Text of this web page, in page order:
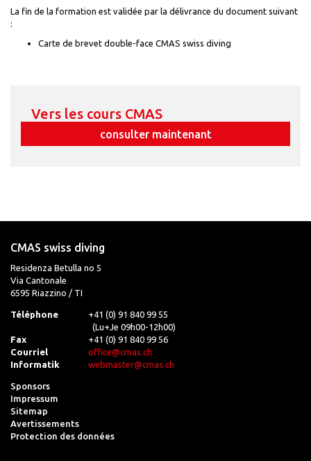
La fin de la formation est validée par la délivrance du document suivant
:
Carte de brevet double-face CMAS swiss diving
Vers les cours CMAS
consulter maintenant
CMAS swiss diving
Residenza Betulla no 5
Via Cantonale
6595 Riazzino / TI
Téléphone
+41 (0) 91 840 99 55
(Lu+Je 09h00-12h00)
Fax
+41 (0) 91 840 99 56
Courriel
office@cmas.ch
Informatik
webmaster@cmas.ch
Sponsors
Impressum
Sitemap
Avertissements
Protection des données